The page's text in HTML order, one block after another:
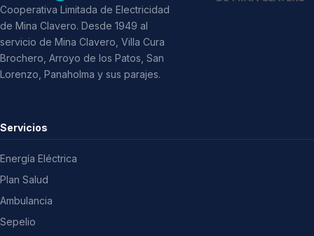
Cooperativa Limitada de Electricidad
de Mina Clavero. Desde 1949 al
servicio de Mina Clavero, Villa Cura
Brochero, Arroyo de los Patos, San
Lorenzo, Panaholma y sus parajes.
Servicios
Energía Eléctrica
Plan Salud
Ambulancia
Sepelio